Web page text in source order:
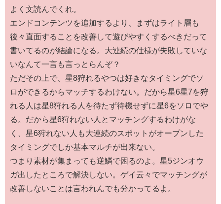
よく文読んでくれ。
エンドコンテンツを追加するより、まずはライト層も
後々直面することを改善して遊びやすくするべきだって
書いてるのが結論になる。大連続の仕様が失敗していな
いなんて一言も言っとらんぞ？
ただその上で、星8狩れるやつは好きなタイミングでソ
ロができるからマッチするわけない。だから星6星7を狩
れる人は星8狩れる人を待たず待機せずに星6をソロでや
る。だから星6狩れない人とマッチングするわけがな
く、星6狩れない人も大連続のスポットがオープンした
タイミングでしか基本マルチが出来ない。
つまり素材が集まっても逆鱗で困るのよ。星5ジンオウ
ガ出したところで解決しない。ゲイ云々でマッチングが
改善しないことは言われんでも分かってるよ。